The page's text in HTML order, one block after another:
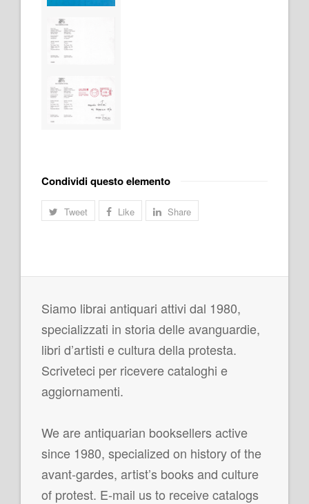
Condividi questo elemento
Tweet Like Share
Siamo librai antiquari attivi dal 1980,
specializzati in storia delle avanguardie,
libri d’artisti e cultura della protesta.
Scriveteci per ricevere cataloghi e
aggiornamenti.
We are antiquarian booksellers active
since 1980, specialized on history of the
avant-gardes, artist’s books and culture
of protest. E-mail us to receive catalogs